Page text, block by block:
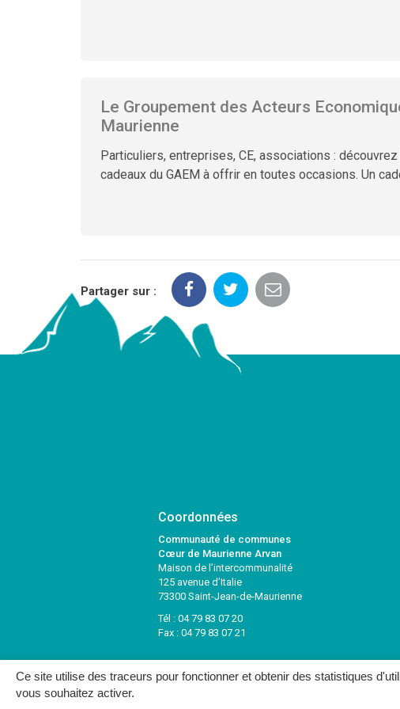
Ce site utilise des traceurs pour fonctionner et obtenir des statistiques
vous souhaitez activer.
Le Groupement des Acteurs
Maurienne
Particuliers, entreprises, CE, associations :
cadeaux du GAEM à offrir en toutes occasions. Un
Partager sur :
Coordonnées
Communauté de communes
Cœur de Maurienne Arvan
Maison de l’intercommunalité
125 avenue d’Italie
73300 Saint-Jean-de-Maurienne
Tél : 04 79 83 07 20
Fax : 04 79 83 07 21